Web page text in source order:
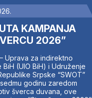
KAMPANJA
2026”
Uprava za indirektno
(UIO BiH) i Udruženje
Srpske “SWOT”
godinu zaredom
šverca duvana, ove